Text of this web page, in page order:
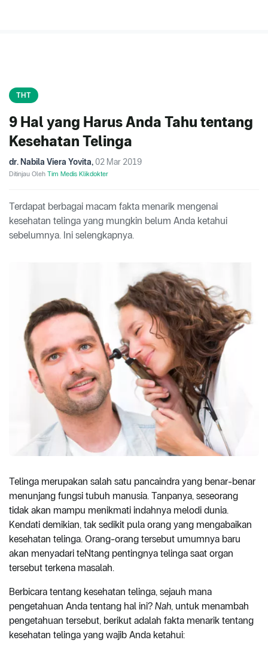
THT
9 Hal yang Harus Anda Tahu tentang
Kesehatan Telinga
dr. Nabila Viera Yovita, 02 Mar 2019
Ditinjau Oleh Tim Medis Klikdokter
Terdapat berbagai macam fakta menarik mengenai
kesehatan telinga yang mungkin belum Anda ketahui
sebelumnya. Ini selengkapnya.
Telinga merupakan salah satu pancaindra yang benar-benar
menunjang fungsi tubuh manusia. Tanpanya, seseorang
tidak akan mampu menikmati indahnya melodi dunia.
Kendati demikian, tak sedikit pula orang yang mengabaikan
kesehatan telinga. Orang-orang tersebut umumnya baru
akan menyadari teNtang pentingnya telinga saat organ
tersebut terkena masalah.
Berbicara tentang kesehatan telinga, sejauh mana
pengetahuan Anda tentang hal ini? Nah, untuk menambah
pengetahuan tersebut, berikut adalah fakta menarik tentang
kesehatan telinga yang wajib Anda ketahui: